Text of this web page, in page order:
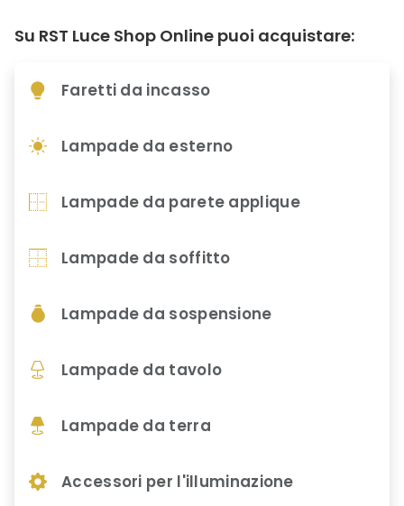
Su RST Luce Shop Online puoi acquistare:
Faretti da incasso
Lampade da esterno
Lampade da parete applique
Lampade da soffitto
Lampade da sospensione
Lampade da tavolo
Lampade da terra
Accessori per l'illuminazione